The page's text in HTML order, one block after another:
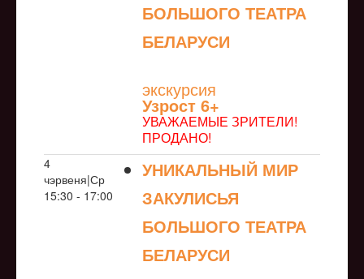
БОЛЬШОГО ТЕАТРА
БЕЛАРУСИ
экскурсия
Узрoст 6+
УВАЖАЕМЫЕ ЗРИТЕЛИ!
ПРОДАНО!
4
чэрвеня|Ср
15:30 - 17:00
УНИКАЛЬНЫЙ МИР
ЗАКУЛИСЬЯ
БОЛЬШОГО ТЕАТРА
БЕЛАРУСИ